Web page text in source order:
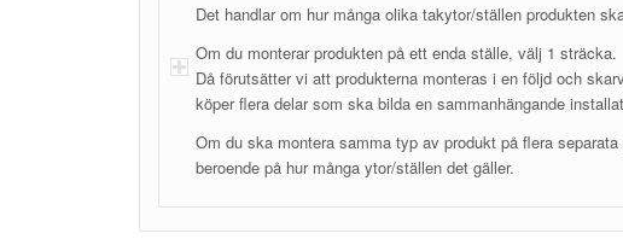
Det handlar om hur många olika takytor/ställen produkten
Om du monterar produkten på ett enda ställe, välj 1 sträcka.
Då förutsätter vi att produkterna monteras i en följd och
köper flera delar som ska bilda en sammanhängande
Om du ska montera samma typ av produkt på flera
beroende på hur många ytor/ställen det gäller.